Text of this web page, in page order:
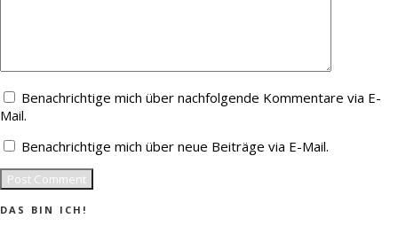
Benachrichtige mich über nachfolgende Kommentare via E-
Mail.
Benachrichtige mich über neue Beiträge via E-Mail.
DAS BIN ICH!